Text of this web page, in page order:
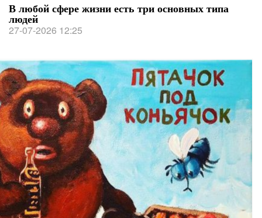
В любой сфере жизни есть три основных типа
людей
27-07-2026 12:25